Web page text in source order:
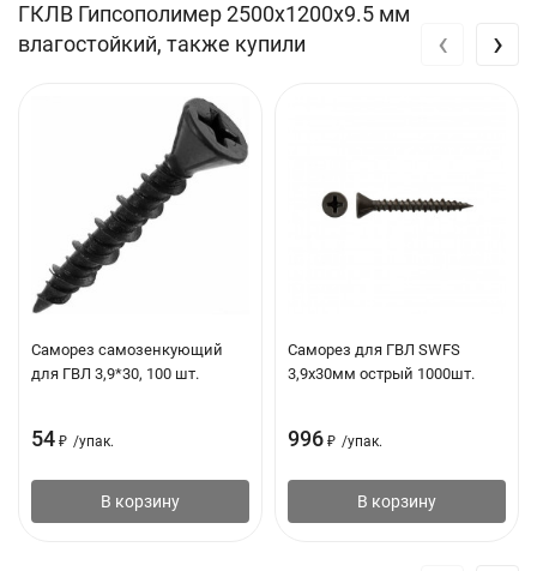
Вид кромки: ПЛУК / полукруглая утонённая кромка
Толщина: 9,5 мм / 12,5 мм
Масса: 1 м² плиты не более 8 кг / 10 кг
Поверхностное водопоглощение: 220 г/м²
Объемное водопоглощение: 10%
Срок хранения: 12 месяцев
ГКЛВ Гипсополимер 2500х1200х9.5 мм
влагостойкий, также купили
Саморез самозенкующий
для ГВЛ 3,9*30, 100 шт.
54 ₽ /упак.
В корзину
Саморез для ГВЛ SWFS
3,9х30мм острый 1000шт.
996 ₽ /упак.
В корзину
‹ ›